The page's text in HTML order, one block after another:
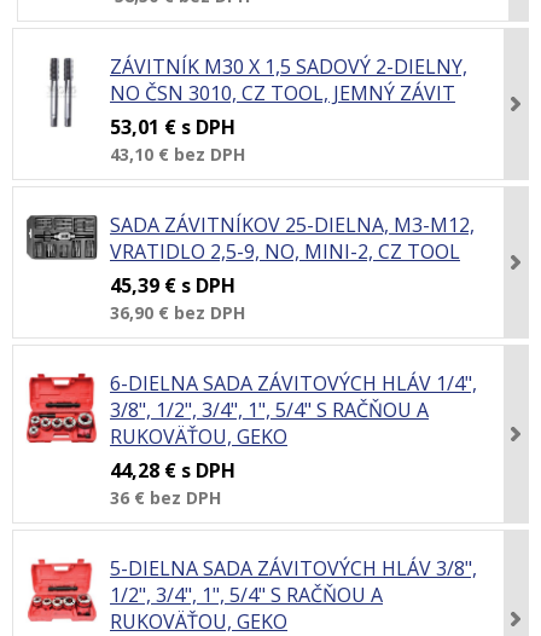
ZÁVITNÍK M30 X 1,5 SADOVÝ 2-DIELNY,
NO ČSN 3010, CZ TOOL, JEMNÝ ZÁVIT
53,01 € s DPH
43,10 € bez DPH
SADA ZÁVITNÍKOV 25-DIELNA, M3-M12,
VRATIDLO 2,5-9, NO, MINI-2, CZ TOOL
45,39 € s DPH
36,90 € bez DPH
6-DIELNA SADA ZÁVITOVÝCH HLÁV 1/4",
3/8", 1/2", 3/4", 1", 5/4" S RAČŇOU A
RUKOVÄŤOU, GEKO
44,28 € s DPH
36 € bez DPH
5-DIELNA SADA ZÁVITOVÝCH HLÁV 3/8",
1/2", 3/4", 1", 5/4" S RAČŇOU A
RUKOVÄŤOU, GEKO